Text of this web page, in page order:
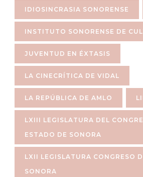
IDIOSINCRASIA SONORENSE
INSTITUTO SONORENSE DE
JUVENTUD EN ÉXTASIS
LA CINECRÍTICA DE VIDAL
LA REPÚBLICA DE AMLO
LXIII LEGISLATURA DEL
ESTADO DE SONORA
LXII LEGISLATURA CONGRESO
SONORA